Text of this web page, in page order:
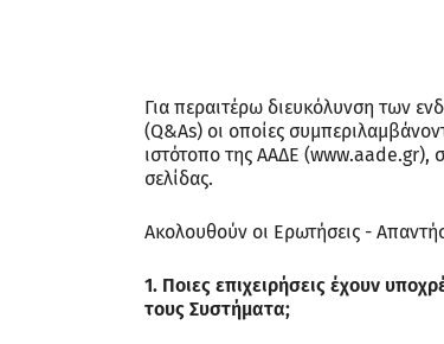
Για περαιτέρω διευκόλυνση των
(Q&As) οι οποίες
ιστότοπο της ΑΑΔΕ (www.aade.gr),
σελίδας.
Ακολουθούν οι Ερωτήσεις -
1. Ποιες επιχειρήσεις έχουν
τους Συστήματα;